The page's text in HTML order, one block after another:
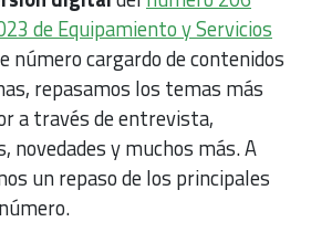
de Equipamiento y Servicios
número cargardo de contenidos
repasamos los temas más
a través de entrevista,
novedades y muchos más. A
un repaso de los principales